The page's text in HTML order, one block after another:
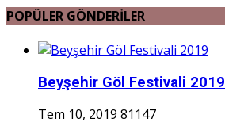
POPÜLER GÖNDERİLER
Beyşehir Göl Festivali 2019
Tem 10, 2019 81147